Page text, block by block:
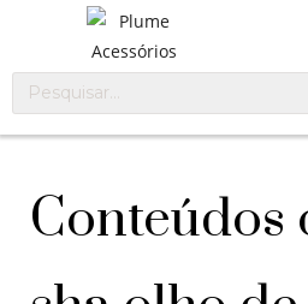
Conteúdos